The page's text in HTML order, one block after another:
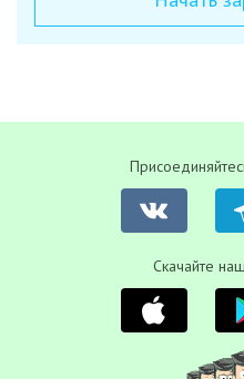
Скачайте